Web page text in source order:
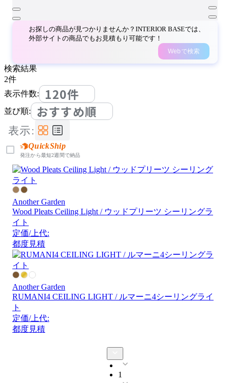
お探しの商品が見つかりませんか？INTERIOR BASEでは、
外部サイトの商品でもお見積もり可能です！
Webで検索
検索結果
2件
表示件数:
120件
並び順: おすすめ順
表示:
QuickShip
発注から最短2週間で納品
Another Garden
Wood Pleats Ceiling Light / ウッドプリーツ シーリングラ
イト
定価/上代:
都度見積
Another Garden
RUMANI4 CEILING LIGHT / ルマーニ4シーリングライ
ト
定価/上代:
都度見積
1